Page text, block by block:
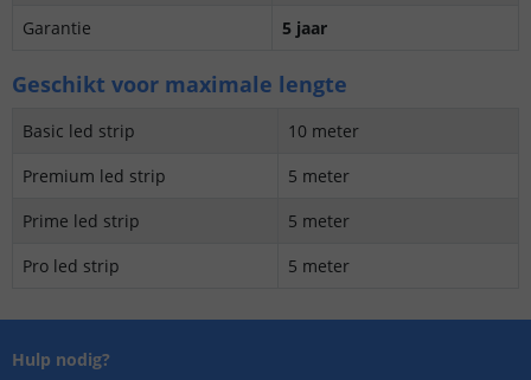
Garantie
5 jaar
Geschikt voor maximale lengte
Basic led strip
10 meter
Premium led strip
5 meter
Prime led strip
5 meter
Pro led strip
5 meter
Hulp nodig?